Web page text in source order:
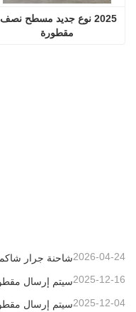
مقطورة
2026-04-24
2025-12-16
2025-12-04